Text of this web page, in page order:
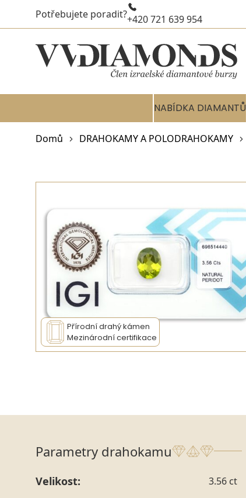
Potřebujete poradit?+420 721 639 954
NABÍDKA DIAMANTŮ
Domů DRAHOKAMY A POLODRAHOKAMY
Přírodní drahý kámen
Mezinárodní certifikace
Parametry drahokamu
Velikost: 3.56 ct